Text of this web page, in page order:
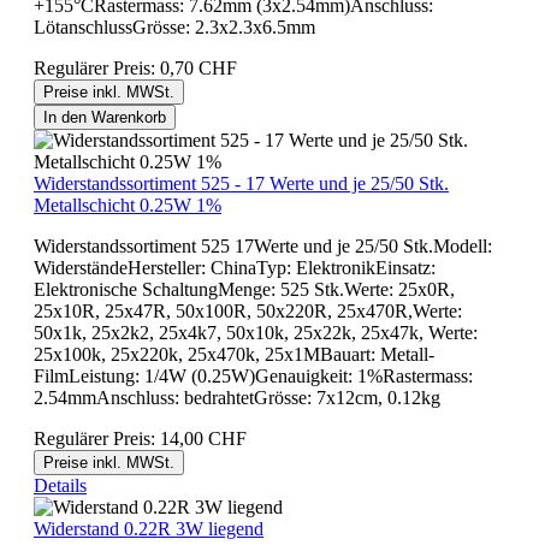
+155°CRastermass: 7.62mm (3x2.54mm)Anschluss:
LötanschlussGrösse: 2.3x2.3x6.5mm
Regulärer Preis: 0,70 CHF
Preise inkl. MWSt.
In den Warenkorb
Widerstandssortiment 525 - 17 Werte und je 25/50 Stk.
Metallschicht 0.25W 1%
Widerstandssortiment 525 17Werte und je 25/50 Stk.Modell:
WiderständeHersteller: ChinaTyp: ElektronikEinsatz:
Elektronische SchaltungMenge: 525 Stk.Werte: 25x0R,
25x10R, 25x47R, 50x100R, 50x220R, 25x470R,Werte:
50x1k, 25x2k2, 25x4k7, 50x10k, 25x22k, 25x47k, Werte:
25x100k, 25x220k, 25x470k, 25x1MBauart: Metall-
FilmLeistung: 1/4W (0.25W)Genauigkeit: 1%Rastermass:
2.54mmAnschluss: bedrahtetGrösse: 7x12cm, 0.12kg
Regulärer Preis: 14,00 CHF
Preise inkl. MWSt.
Details
Widerstand 0.22R 3W liegend